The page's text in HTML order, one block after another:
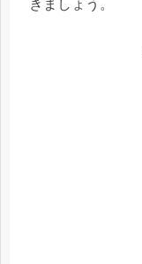
きましょう。